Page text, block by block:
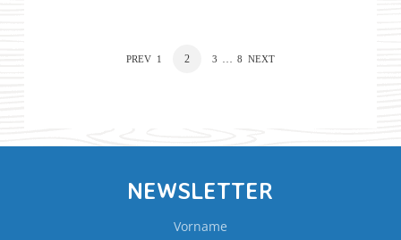
PREV 1 2 3 … 8 NEXT
NEWSLETTER
Vorname